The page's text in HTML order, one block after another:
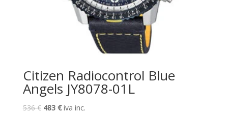
Citizen Radiocontrol Blue
Angels JY8078-01L
536€ El
483 €Eliva inc.